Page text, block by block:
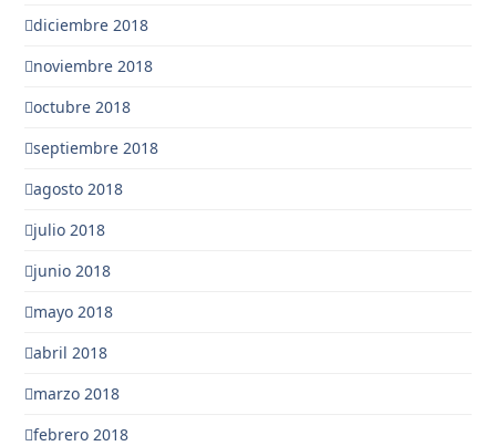
diciembre 2018
noviembre 2018
octubre 2018
septiembre 2018
agosto 2018
julio 2018
junio 2018
mayo 2018
abril 2018
marzo 2018
febrero 2018